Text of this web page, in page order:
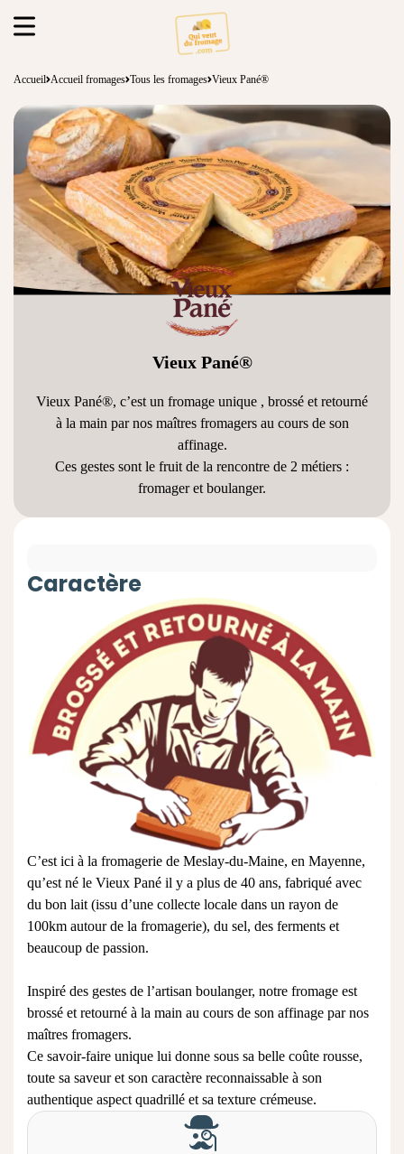
Accueil Accueil fromages Tous les fromages Vieux Pané®
Vieux Pané®
Vieux Pané®, c’est un fromage unique , brossé et retourné
à la main par nos maîtres fromagers au cours de son
affinage.
Ces gestes sont le fruit de la rencontre de 2 métiers :
fromager et boulanger.
Caractère
C’est ici à la fromagerie de Meslay-du-Maine, en Mayenne,
qu’est né le Vieux Pané il y a plus de 40 ans, fabriqué avec
du bon lait (issu d’une collecte locale dans un rayon de
100km autour de la fromagerie), du sel, des ferments et
beaucoup de passion.
Inspiré des gestes de l’artisan boulanger, notre fromage est
brossé et retourné à la main au cours de son affinage par nos
maîtres fromagers.
Ce savoir-faire unique lui donne sous sa belle coûte rousse,
toute sa saveur et son caractère reconnaissable à son
authentique aspect quadrillé et sa texture crémeuse.